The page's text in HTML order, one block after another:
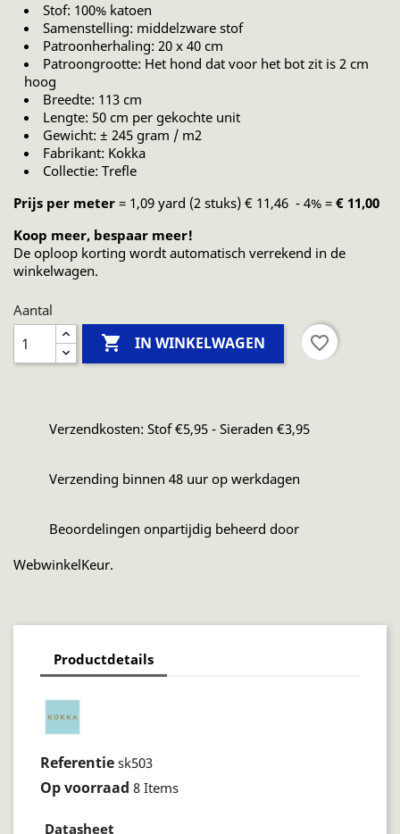
Stof: 100% katoen
Samenstelling: middelzware stof
Patroonherhaling: 20 x 40 cm
Patroongrootte: Het hond dat voor het bot zit is 2 cm
hoog
Breedte: 113 cm
Lengte: 50 cm per gekochte unit
Gewicht: ± 245 gram / m2
Fabrikant: Kokka
Collectie: Trefle
Prijs per meter = 1,09 yard (2 stuks) € 11,46 - 4% = € 11,00
Koop meer, bespaar meer!
De oploop korting wordt automatisch verrekend in de
winkelwagen.
Aantal
 IN WINKELWAGEN favorite_border
Verzendkosten: Stof €5,95 - Sieraden €3,95
Verzending binnen 48 uur op werkdagen
Beoordelingen onpartijdig beheerd door
WebwinkelKeur.
Productdetails
Referentie sk503
Op voorraad 8 Items
Datasheet